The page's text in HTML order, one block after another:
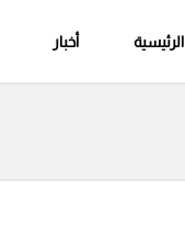
الرئيسية أخبار